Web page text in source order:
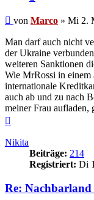
Beitrag
von Marco » Mi 2.
Man darf auch nicht
der Ukraine
weiteren Sanktionen
Wie MrRossi in einem
internationale
auch ab und zu nach
meiner Frau aufladen,
Nikita
Beiträge: 214
Registriert: Di
Re: